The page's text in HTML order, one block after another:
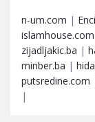
n-um.com |
islamhouse.com
zijadljakic.ba |
minber.ba |
putsredine.com
|